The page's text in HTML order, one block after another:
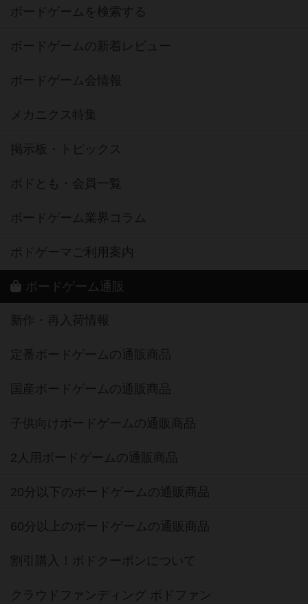
ボードゲームを検索する
ボードゲームの新着レビュー
ボードゲーム会情報
メカニクス特集
掲示板・トピックス
ボドとも・会員一覧
ボードゲーム業界コラム
ボドゲーマご利用案内
ボードゲーム通販
新作・再入荷情報
定番ボードゲームの通販商品
国産ボードゲームの通販商品
子供向けボードゲームの通販商品
2人用ボードゲームの通販商品
20分以下のボードゲームの通販商品
60分以上のボードゲームの通販商品
割引購入！ボドクーポンについて
クラウドファンディング ボドファン